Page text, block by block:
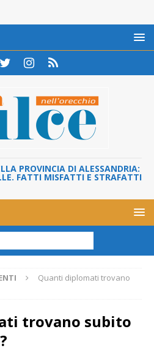
PROVINCIA DI ALESSANDRIA:
FATTI MISFATTI E STRAFATTI
Quanti diplomati trovano
trovano subito